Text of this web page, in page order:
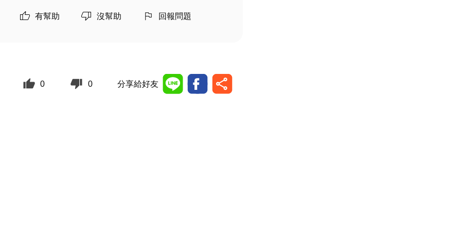
有幫助 沒幫助 回報問題
0 0 分享給好友